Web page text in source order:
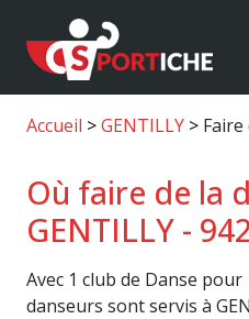
Accueil GENTILLY Faire
Où faire de la
GENTILLY -
Avec 1 club de Danse
danseurs sont servis à